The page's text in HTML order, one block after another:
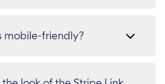
mobile-friendly?